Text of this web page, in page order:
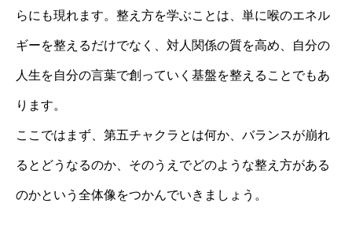
らにも現れます。整え方を学ぶことは、単に喉のエネル
ギーを整えるだけでなく、対人関係の質を高め、自分の
人生を自分の言葉で創っていく基盤を整えることでもあ
ります。
ここではまず、第五チャクラとは何か、バランスが崩れ
るとどうなるのか、そのうえでどのような整え方がある
のかという全体像をつかんでいきましょう。